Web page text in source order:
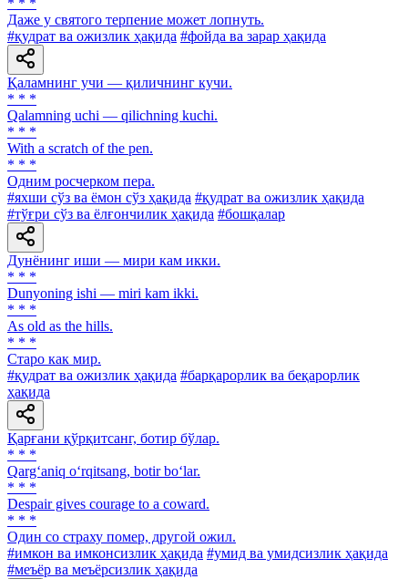
* * *
Даже у святого терпение может лопнуть.
#қудрат ва ожизлик ҳақида #фойда ва зарар ҳақида
Қаламнинг учи — қиличнинг кучи.
* * *
Qalamning uchi — qilichning kuchi.
* * *
With a scratch of the pen.
* * *
Одним росчерком пера.
#яхши сўз ва ёмон сўз ҳақида #қудрат ва ожизлик ҳақида
#тўғри сўз ва ёлғончилик ҳақида #бошқалар
Дунёнинг иши — мири кам икки.
* * *
Dunyoning ishi — miri kam ikki.
* * *
As old as the hills.
* * *
Старо как мир.
#қудрат ва ожизлик ҳақида #барқарорлик ва беқарорлик
ҳақида
Қарғани қўрқитсанг, ботир бўлар.
* * *
Qarg‘aniq o‘rqitsang, botir bo‘lar.
* * *
Despair gives courage to a coward.
* * *
Один со страху помер, другой ожил.
#имкон ва имконсизлик ҳақида #умид ва умидсизлик ҳақида
#меъёр ва меъёрсизлик ҳақида